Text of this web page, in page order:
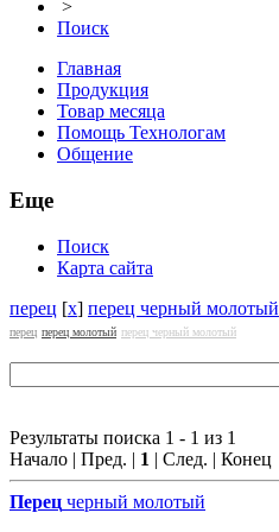
>
Поиск
Главная
Продукция
Товар месяца
Помощь Технологам
Общение
Еще
Поиск
Карта сайта
перец [x] перец черный молотый
перец перец молотый перец черный молотый
Результаты поиска 1 - 1 из 1
Начало | Пред. | 1 | След. | Конец
Перец черный молотый